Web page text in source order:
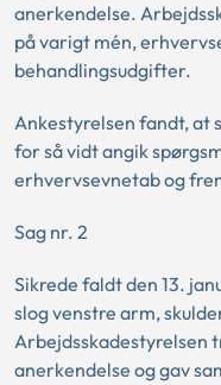
anerkendelse.
på varigt mén,
behandlingsudgifter.
Ankestyrelsen fandt,
for så vidt angik
erhvervsevnetab og
Sag nr. 2
Sikrede faldt den 13.
slog venstre arm,
Arbejdsskadestyrelsen
anerkendelse og gav